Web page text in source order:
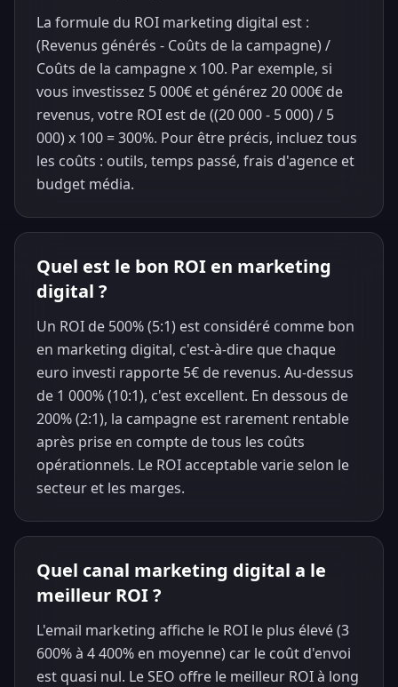
La formule du ROI marketing digital est :
(Revenus générés - Coûts de la campagne) /
Coûts de la campagne x 100. Par exemple, si
vous investissez 5 000€ et générez 20 000€ de
revenus, votre ROI est de ((20 000 - 5 000) / 5
000) x 100 = 300%. Pour être précis, incluez tous
les coûts : outils, temps passé, frais d'agence et
budget média.
Quel est le bon ROI en marketing
digital ?
Un ROI de 500% (5:1) est considéré comme bon
en marketing digital, c'est-à-dire que chaque
euro investi rapporte 5€ de revenus. Au-dessus
de 1 000% (10:1), c'est excellent. En dessous de
200% (2:1), la campagne est rarement rentable
après prise en compte de tous les coûts
opérationnels. Le ROI acceptable varie selon le
secteur et les marges.
Quel canal marketing digital a le
meilleur ROI ?
L'email marketing affiche le ROI le plus élevé (3
600% à 4 400% en moyenne) car le coût d'envoi
est quasi nul. Le SEO offre le meilleur ROI à long